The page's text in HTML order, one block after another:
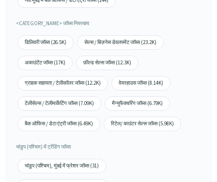
<CATEGORY_NAME> जॉब्स नियरबाय
डिलिवरी जॉब्स (26.5K) सेल्स / बिज़नेस डेवलपमेंट जॉब्स (23.2K)
अकाउंटेंट जॉब्स (17K) फ़ील्ड सेल्स जॉब्स (12.3K)
ग्राहक सहायता / टेलीकॉलर जॉब्स (12.2K) वेयरहाउस जॉब्स (8.14K)
टेलीसेल्स / टेलीमार्केटिंग जॉब्स (7.09K) मैन्युफैक्चरिंग जॉब्स (6.79K)
बैक ऑफिस / डेटा एंट्री जॉब्स (6.49K) रिटेल/ काउंटर सेल्स जॉब्स (5.98K)
भांडुप (पश्चिम) में ट्रेंडिंग जॉब्स
भांडुप (पश्चिम), मुंबई में फ्रेशर जॉब्स (31)